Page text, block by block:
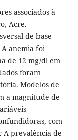
associados à
Acre.
de base
anemia foi
de 12 mg/dl em
foram
Modelos de
a magnitude de
com
A prevalência de